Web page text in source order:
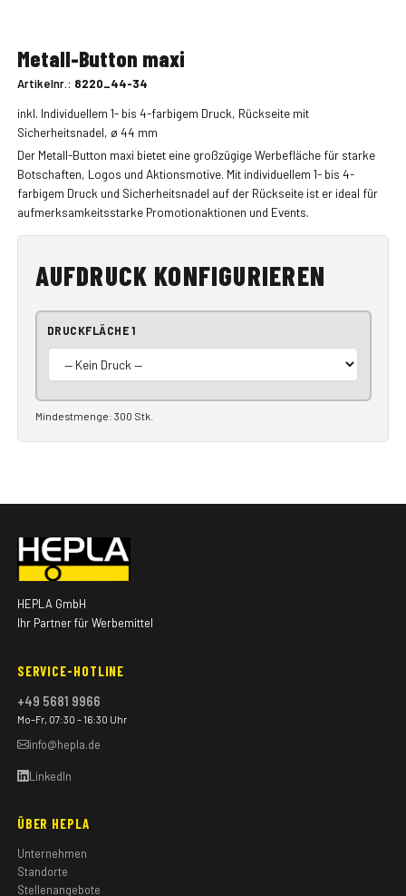
Metall-Button maxi
Artikelnr.: 8220_44-34
inkl. Individuellem 1- bis 4-farbigem Druck, Rückseite mit
Sicherheitsnadel, ø 44 mm
Der Metall-Button maxi bietet eine großzügige Werbefläche für starke
Botschaften, Logos und Aktionsmotive. Mit individuellem 1- bis 4-
farbigem Druck und Sicherheitsnadel auf der Rückseite ist er ideal für
aufmerksamkeitsstarke Promotionaktionen und Events.
AUFDRUCK KONFIGURIEREN
DRUCKFLÄCHE 1
Mindestmenge: 300 Stk.
HEPLA GmbH
Ihr Partner für Werbemittel
SERVICE-HOTLINE
+49 5681 9966
Mo–Fr, 07:30 – 16:30 Uhr
info@hepla.de
LinkedIn
ÜBER HEPLA
Unternehmen
Standorte
Stellenangebote